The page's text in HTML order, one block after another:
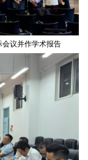
议并作学术报告